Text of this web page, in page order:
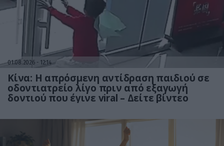
01.08.2026 12:14
Κίνα: Η απρόσμενη αντίδραση παιδιού σε
οδοντιατρείο λίγο πριν από εξαγωγή
δοντιού που έγινε viral – Δείτε βίντεο